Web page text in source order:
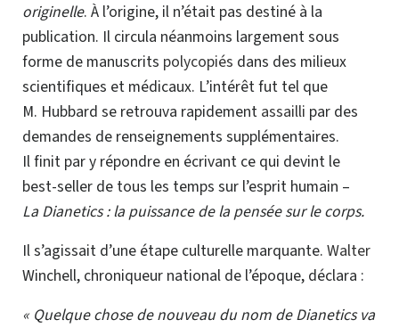
originelle. À l’origine, il n’était pas destiné à la
publication. Il circula néanmoins largement sous
forme de manuscrits polycopiés dans des milieux
scientifiques et médicaux. L’intérêt fut tel que
M. Hubbard se retrouva rapidement assailli par des
demandes de renseignements supplémentaires.
Il finit par y répondre en écrivant ce qui devint le
best-seller de tous les temps sur l’esprit humain –
La Dianetics : la puissance de la pensée sur le corps.
Il s’agissait d’une étape culturelle marquante. Walter
Winchell, chroniqueur national de l’époque, déclara :
« Quelque chose de nouveau du nom de Dianetics va